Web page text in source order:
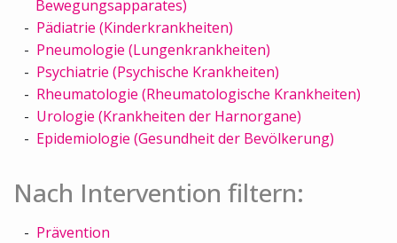
Bewegungsapparates)
Pädiatrie (Kinderkrankheiten)
Pneumologie (Lungenkrankheiten)
Psychiatrie (Psychische Krankheiten)
Rheumatologie (Rheumatologische Krankheiten)
Urologie (Krankheiten der Harnorgane)
Epidemiologie (Gesundheit der Bevölkerung)
Nach Intervention filtern:
Prävention